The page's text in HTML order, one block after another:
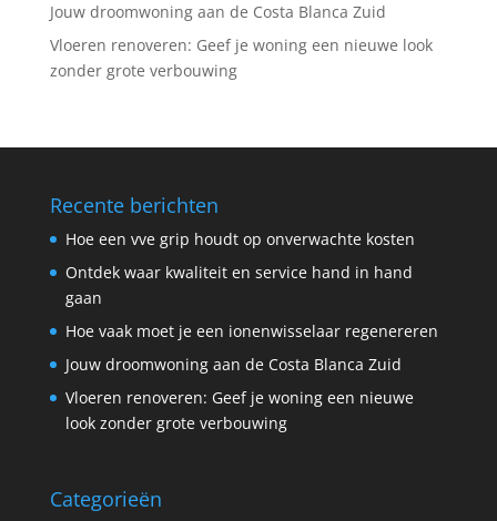
Jouw droomwoning aan de Costa Blanca Zuid
Vloeren renoveren: Geef je woning een nieuwe look
zonder grote verbouwing
Recente berichten
Hoe een vve grip houdt op onverwachte kosten
Ontdek waar kwaliteit en service hand in hand
gaan
Hoe vaak moet je een ionenwisselaar regenereren
Jouw droomwoning aan de Costa Blanca Zuid
Vloeren renoveren: Geef je woning een nieuwe
look zonder grote verbouwing
Categorieën